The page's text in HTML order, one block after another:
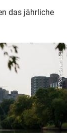
das jährliche
© Point Seven Labs